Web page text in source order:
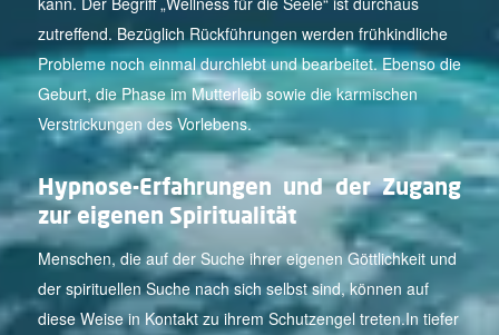
zutreffend. Bezüglich Rückführungen werden frühkindliche
Probleme noch einmal durchlebt und bearbeitet. Ebenso die
Geburt, die Phase im Mutterleib sowie die karmischen
Verstrickungen des Vorlebens.
Hypnose-Erfahrungen und der Zugang
zur eigenen Spiritualität
Menschen, die auf der Suche ihrer eigenen Göttlichkeit und
der spirituellen Suche nach sich selbst sind, können auf
diese Weise in Kontakt zu ihrem Schutzengel treten.In tiefer